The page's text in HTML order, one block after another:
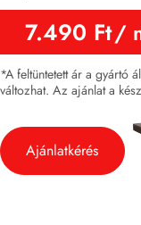
7.490 Ft/
*A feltüntetett ár a gyártó
változhat. Az ajánlat a
Ajánlatkérés